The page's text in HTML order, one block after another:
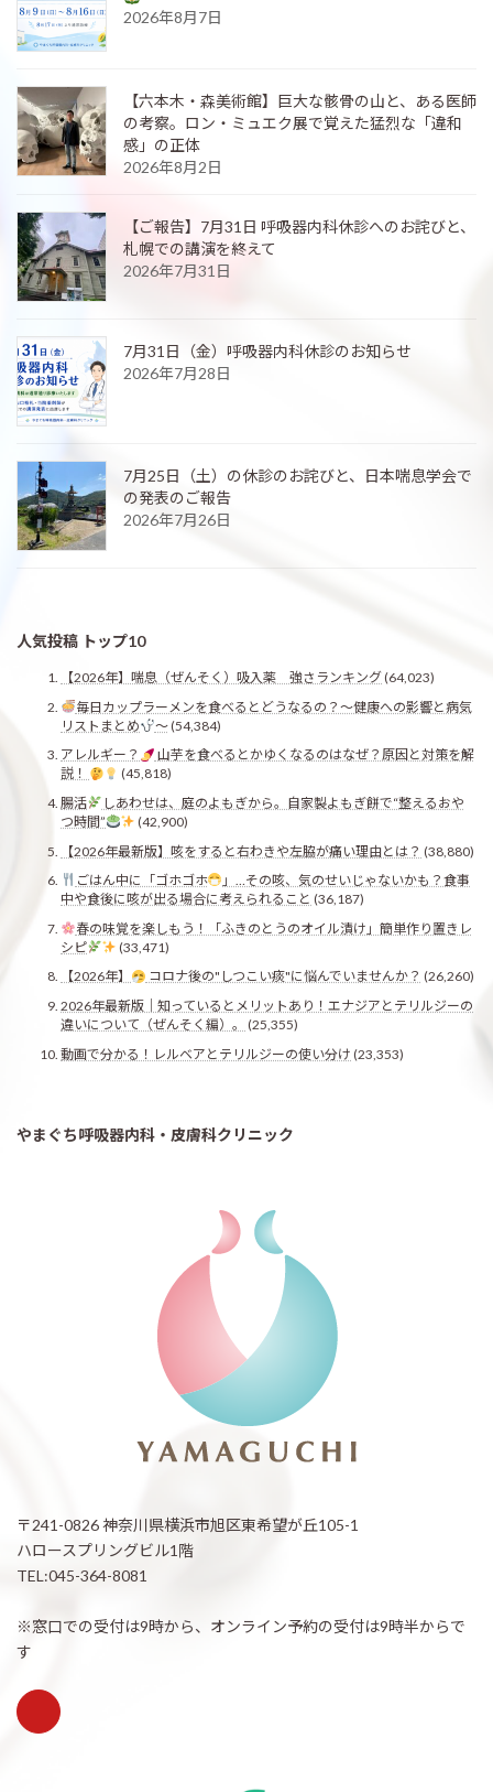
2026年8月7日
【六本木・森美術館】巨大な骸骨の山と、ある医師
の考察。ロン・ミュエク展で覚えた猛烈な「違和
感」の正体
2026年8月2日
【ご報告】7月31日 呼吸器内科休診へのお詫びと、
札幌での講演を終えて
2026年7月31日
7月31日（金）呼吸器内科休診のお知らせ
2026年7月28日
7月25日（土）の休診のお詫びと、日本喘息学会で
の発表のご報告
2026年7月26日
人気投稿 トップ10
【2026年】喘息（ぜんそく）吸入薬 強さランキング(64,023)
毎日カップラーメンを食べるとどうなるの？〜健康への影響と病気
リストまとめ
〜(54,384)
アレルギー？
山芋を食べるとかゆくなるのはなぜ？原因と対策を解
説！
(45,818)
腸活
しあわせは、庭のよもぎから。自家製よもぎ餅で“整えるおや
つ時間”
(42,900)
【2026年最新版】咳をすると右わきや左脇が痛い理由とは？ (38,880)
ごはん中に「ゴホゴホ
」…その咳、気のせいじゃないかも？食事
中や食後に咳が出る場合に考えられること (36,187)
春の味覚を楽しもう！「ふきのとうのオイル漬け」簡単作り置きレ
シピ
(33,471)
【2026年】
コロナ後の"しつこい痰"に悩んでいませんか？ (26,260)
2026年最新版｜知っているとメリットあり！エナジアとテリルジーの
違いについて（ぜんそく編）。
(25,355)
動画で分かる！レルベアとテリルジーの使い分け (23,353)
やまぐち呼吸器内科・皮膚科クリニック
〒241-0826 神奈川県横浜市旭区東希望が丘105-1
ハロースプリングビル1階
TEL:045-364-8081
※窓口での受付は9時から、オンライン予約の受付は9時半からで
す